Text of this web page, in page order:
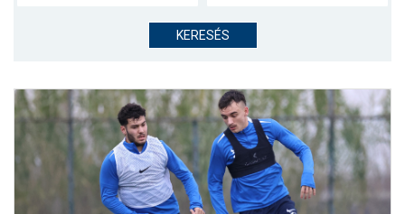
CSAPATOK
KLUB
GALÉRIA
SZURKOLÓI ÉLMÉNYEK
KERESÉS